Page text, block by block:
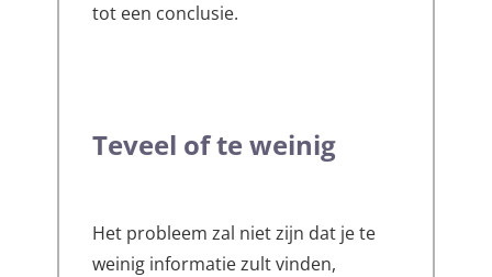
tot een conclusie.
Teveel of te weinig
Het probleem zal niet zijn dat je te
weinig informatie zult vinden,